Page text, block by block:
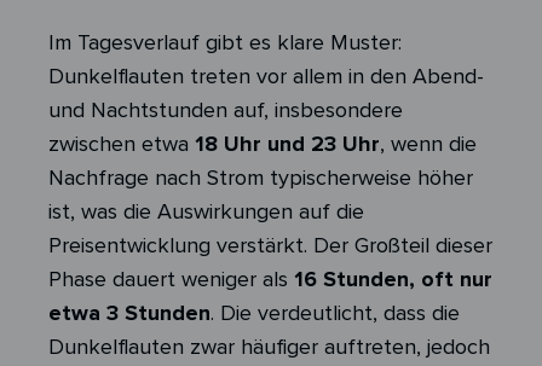
Im Tagesverlauf gibt es klare Muster:
Dunkelflauten treten vor allem in den Abend-
und Nachtstunden auf, insbesondere
zwischen etwa 18 Uhr und 23 Uhr, wenn die
Nachfrage nach Strom typischerweise höher
ist, was die Auswirkungen auf die
Preisentwicklung verstärkt. Der Großteil dieser
Phase dauert weniger als 16 Stunden, oft nur
etwa 3 Stunden. Die verdeutlicht, dass die
Dunkelflauten zwar häufiger auftreten, jedoch